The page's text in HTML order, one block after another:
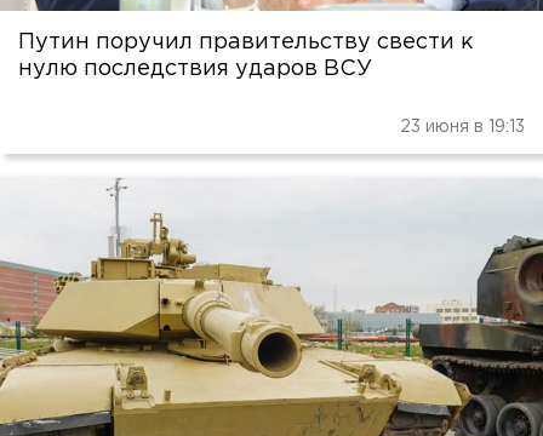
Путин поручил правительству свести к
нулю последствия ударов ВСУ
23 июня в 19:13